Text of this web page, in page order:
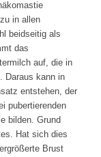
in allen
beidseitig als
das
auf, die in
Daraus kann in
entstehen, der
pubertierenden
bilden. Grund
Hat sich dies
Brust